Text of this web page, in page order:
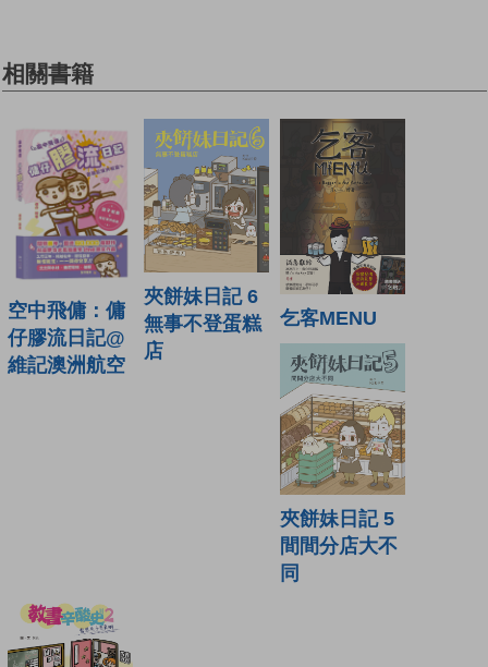
相關書籍
空中飛傭：傭
仔膠流日記@
維記澳洲航空
夾餅妹日記 6
無事不登蛋糕
店
乞客MENU
夾餅妹日記 5
間間分店大不
同